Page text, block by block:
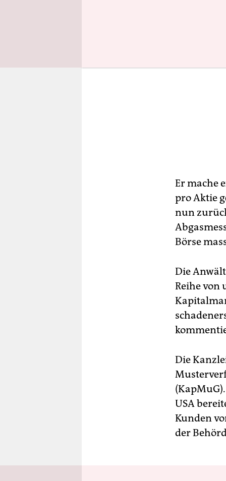
Er mache
pro Aktie
nun
Börse
Die
Reihe von
Die
USA
Kunden
der